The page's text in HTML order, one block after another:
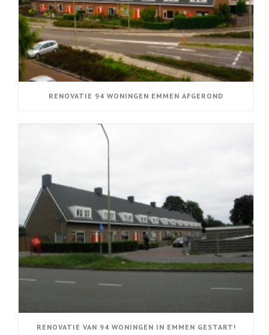
RENOVATIE 94 WONINGEN EMMEN AFGEROND
RENOVATIE VAN 94 WONINGEN IN EMMEN GESTART!